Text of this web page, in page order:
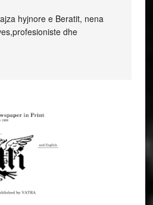
hyjnore e Beratit, nena
dhe